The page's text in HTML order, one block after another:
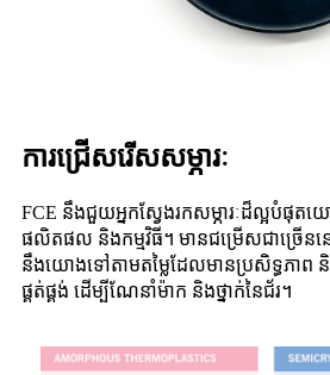
ការជ្រើសរើសសម្ភារៈ
FCE នឹងជួយអ្នកស្វែងរកសម្ភារៈដ៏ល្អបំផុតយ
ផលិតផល និងកម្មវិធី។ មានជម្រើសជាច្រើន
នឹងយោងទៅតាមតម្លៃដែលមានប្រសិទ្ធភាព និង
ផ្គត់ផ្គង់ ដើម្បីណែនាំម៉ាក និងថ្នាក់នៃជ័រ។